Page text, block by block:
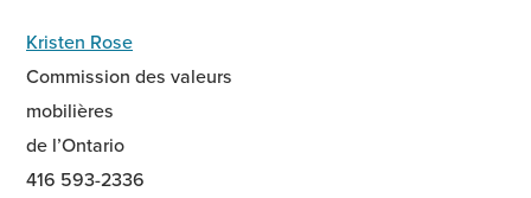
Kristen Rose
Commission des valeurs
mobilières
de l’Ontario
416 593-2336